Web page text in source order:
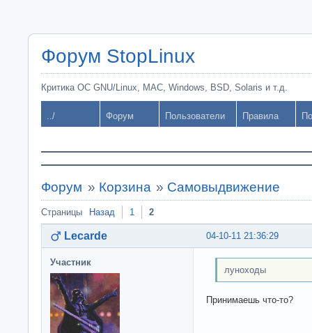
Форум StopLinux
Критика ОС GNU/Linux, MAC, Windows, BSD, Solaris и т.д.
../ Форум Пользователи Правила
Форум » Корзина » Самовыдвижение
Страницы Назад 1 2
04-10-11 21:36:29
Lecarde
Участник
луноходы
Принимаешь что-то?